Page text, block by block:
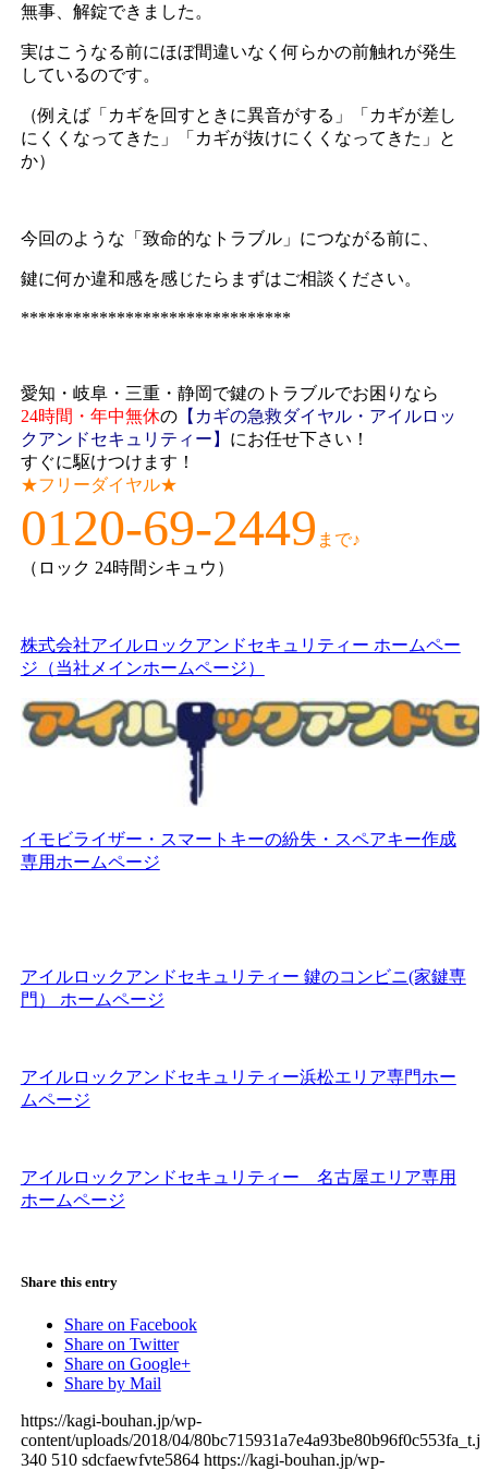
無事、解錠できました。
実はこうなる前にほぼ間違いなく何らかの前触れが発生
しているのです。
（例えば「カギを回すときに異音がする」「カギが差し
にくくなってきた」「カギが抜けにくくなってきた」と
か）
今回のような「致命的なトラブル」につながる前に、
鍵に何か違和感を感じたらまずはご相談ください。
*******************************
愛知・岐阜・三重・静岡で鍵のトラブルでお困りなら
24時間・年中無休の【カギの急救ダイヤル・アイルロッ
クアンドセキュリティー】 にお任せ下さい！
すぐに駆けつけます！
★フリーダイヤル★
0120-69-2449 まで♪
（ロック 24時間シキュウ）
株式会社アイルロックアンドセキュリティー ホームペー
ジ（当社メインホームページ）
イモビライザー・スマートキーの紛失・スペアキー作成
専用ホームページ
アイルロックアンドセキュリティー 鍵のコンビニ(家鍵専
門） ホームページ
アイルロックアンドセキュリティー浜松エリア専門ホー
ムページ
アイルロックアンドセキュリティー 名古屋エリア専用
ホームページ
Share this entry
Share on Facebook
Share on Twitter
Share on Google+
Share by Mail
https://kagi-bouhan.jp/wp-
content/uploads/2018/04/
340 510 sdcfaewfvte5864 https://kagi-bouhan.jp/wp-